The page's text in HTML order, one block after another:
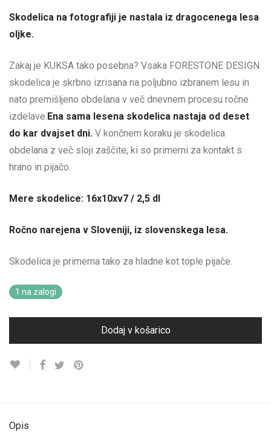
Skodelica na fotografiji je nastala iz dragocenega lesa
oljke.
Zakaj je KUKSA tako posebna? Vsaka FORESTONE DESIGN
skodelica je skrbno izrisana na poljubno izbranem lesu in
nato premišljeno obdelana v več dnevnem procesu ročne
izdelave.Ena sama lesena skodelica nastaja od deset
do kar dvajset dni. V končnem koraku je skodelica
obdelana z več sloji zaščite, ki so primerni za kontakt s
hrano in pijačo.
Mere skodelice: 16x10xv7 / 2,5 dl
Ročno narejena v Sloveniji, iz slovenskega lesa.
Skodelica je primerna tako za hladne kot tople pijače.
1 na zalogi
Dodaj v košarico
Opis